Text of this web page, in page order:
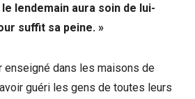
lendemain aura soin de lui-
suffit sa peine. »
enseigné dans les maisons de
guéri les gens de toutes leurs